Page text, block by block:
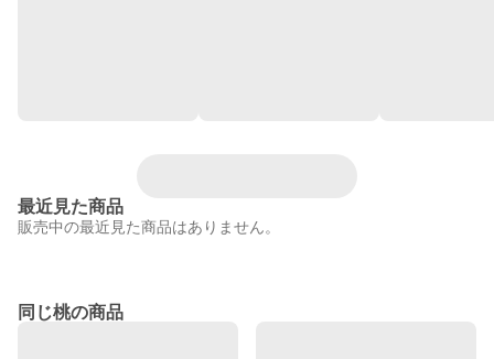
最近見た商品
販売中の最近見た商品はありません。
同じ桃の商品